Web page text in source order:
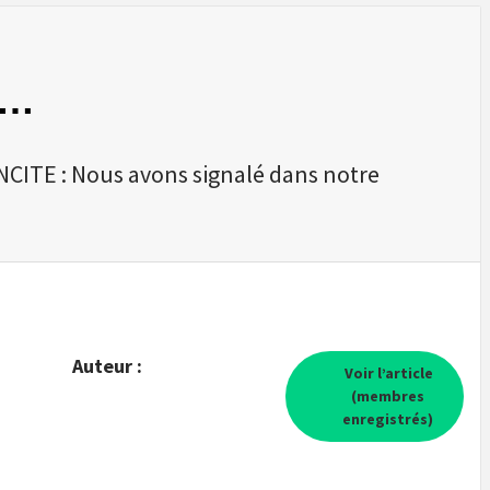
: Nous avons signalé dans notre
Auteur :
Voir l’article
(membres
enregistrés)